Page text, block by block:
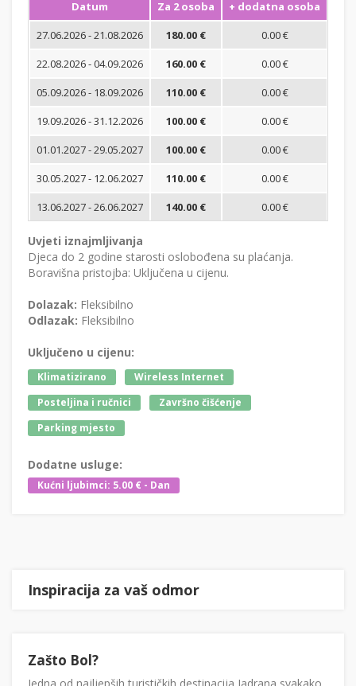
Datum Za 2 osoba + dodatna osoba
27.06.2026 - 21.08.2026
180.00 €
0.00 €
22.08.2026 - 04.09.2026
160.00 €
0.00 €
05.09.2026 - 18.09.2026
110.00 €
0.00 €
19.09.2026 - 31.12.2026
100.00 €
0.00 €
01.01.2027 - 29.05.2027
100.00 €
0.00 €
30.05.2027 - 12.06.2027
110.00 €
0.00 €
13.06.2027 - 26.06.2027
140.00 € 0.00 €
Uvjeti iznajmljivanja
Djeca do 2 godine starosti oslobođena su plaćanja.
Boravišna pristojba: Uključena u cijenu.
Dolazak: Fleksibilno
Odlazak: Fleksibilno
Uključeno u cijenu:
Klimatizirano
Wireless Internet
Posteljina i ručnici
Završno čišćenje
Parking mjesto
Dodatne usluge:
Kućni ljubimci: 5.00 € - Dan
Inspiracija za vaš odmor
Zašto Bol?